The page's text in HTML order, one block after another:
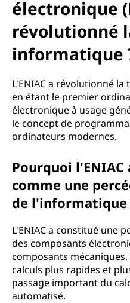
électronique
révolutionné
informatique
L'ENIAC a révolutionné
en étant le premier
électronique à usage
le concept de
ordinateurs modernes.
Pourquoi
comme une
de l'informatique
L'ENIAC a constitué une
des composants
composants
calculs plus rapides et
passage important du
automatisé.